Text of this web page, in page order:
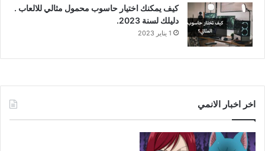
كيف يمكنك اختيار حاسوب محمول مثالي للالعاب .
دليلك لسنة 2023.
1 يناير 2023
اخر اخبار الانمي